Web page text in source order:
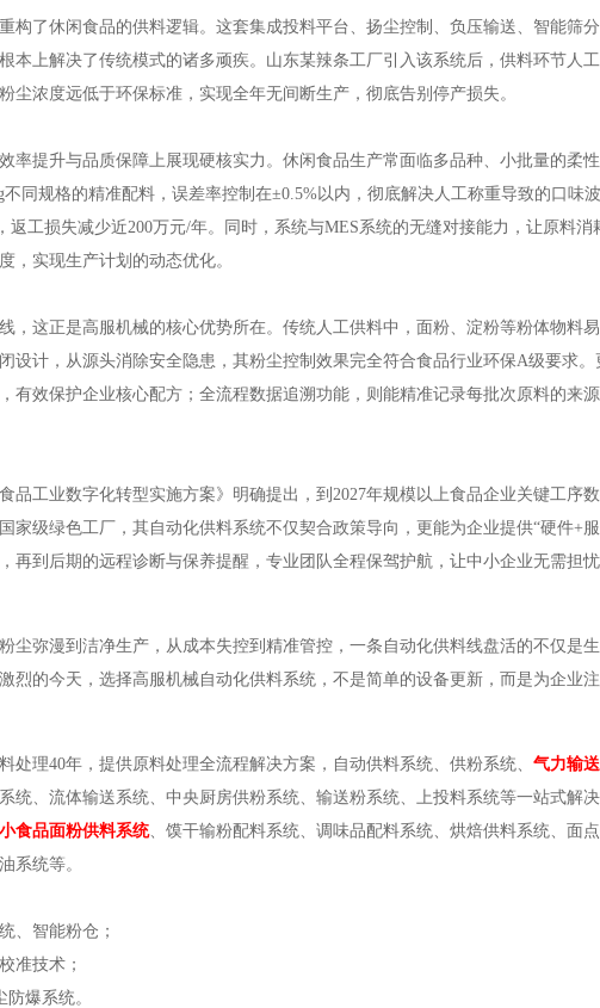
构了休闲食品的供料逻辑。这套集成投料平台、扬尘控制、负压输送、智能筛
本上解决了传统模式的诸多顽疾。山东某辣条工厂引入该系统后，供料环节人
尘浓度远低于环保标准，实现全年无间断生产，彻底告别停产损失。
率提升与品质保障上展现硬核实力。休闲食品生产常面临多品种、小批量的柔
同规格的精准配料，误差率控制在±0.5%以内，彻底解决人工称重导致的口味
返工损失减少近200万元/年。同时，系统与MES系统的无缝对接能力，让原料消
，实现生产计划的动态优化。
，这正是高服机械的核心优势所在。传统人工供料中，面粉、淀粉等粉体物料
设计，从源头消除安全隐患，其粉尘控制效果完全符合食品行业环保A级要求
有效保护企业核心配方；全流程数据追溯功能，则能精准记录每批次原料的来
品工业数字化转型实施方案》明确提出，到2027年规模以上食品企业关键工序
家级绿色工厂，其自动化供料系统不仅契合政策导向，更能为企业提供“硬件
再到后期的远程诊断与保养提醒，专业团队全程保驾护航，让中小企业无需担忧
尘弥漫到洁净生产，从成本失控到精准管控，一条自动化供料线盘活的不仅是
烈的今天，选择高服机械自动化供料系统，不是简单的设备更新，而是为企业
处理40年，提供原料处理全流程解决方案，自动供料系统、供粉系统、 气力输
统、流体输送系统、中央厨房供粉系统、输送粉系统、上投料系统等一站式解
小食品面粉供料系统、馍干输粉配料系统、调味品配料系统、烘焙供料系统、面
系统等。
、智能粉仓；
准技术；
爆系统。